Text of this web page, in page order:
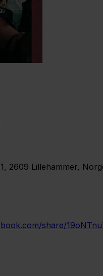
2609 Lillehammer,
share/